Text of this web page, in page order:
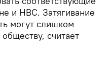
и НВС. Затягивание
могут слишком
считает